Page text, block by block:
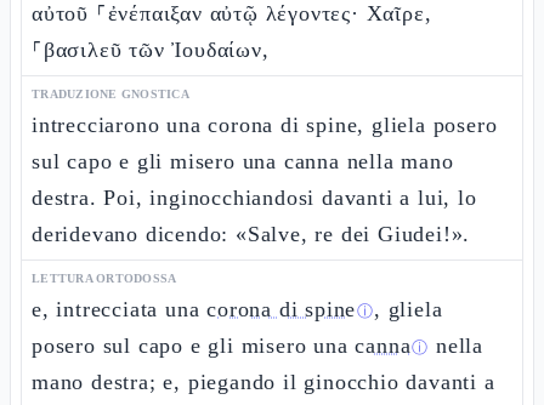
αὐτοῦ ⸀ἐνέπαιξαν αὐτῷ λέγοντες· Χαῖρε,
⸀βασιλεῦ τῶν Ἰουδαίων,
TRADUZIONE GNOSTICA
intrecciarono una corona di spine, gliela posero
sul capo e gli misero una canna nella mano
destra. Poi, inginocchiandosi davanti a lui, lo
deridevano dicendo: «Salve, re dei Giudei!».
LETTURA ORTODOSSA
e, intrecciata unacorona di spineⓘ, gliela
posero sul capo e gli misero unacannaⓘ nella
mano destra; e, piegando il ginocchio davanti a